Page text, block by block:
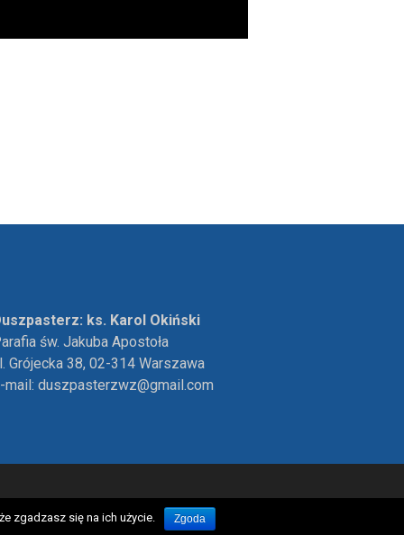
ks. Karol Okiński
św. Jakuba Apostoła
Grójecka 38, 02-314 Warszawa
mail: duszpasterzwz@gmail.com
zgadzasz się na ich użycie. Zgoda